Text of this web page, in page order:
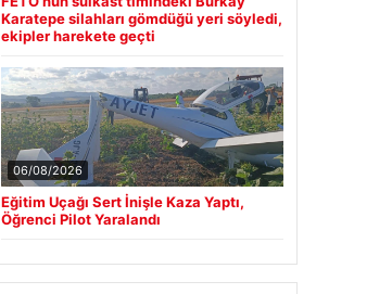
Karatepe silahları gömdüğü yeri söyledi,
ekipler harekete geçti
06/08/2026
Eğitim Uçağı Sert İnişle Kaza Yaptı,
Öğrenci Pilot Yaralandı